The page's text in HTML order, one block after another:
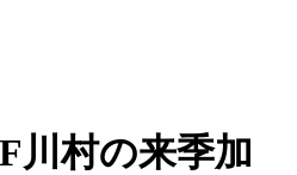
川村の来季加